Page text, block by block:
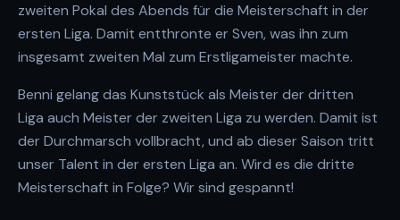
zweiten Pokal des Abends für die Meisterschaft in der
ersten Liga. Damit entthronte er Sven, was ihn zum
insgesamt zweiten Mal zum Erstligameister machte.
Benni gelang das Kunststück als Meister der dritten
Liga auch Meister der zweiten Liga zu werden. Damit ist
der Durchmarsch vollbracht, und ab dieser Saison tritt
unser Talent in der ersten Liga an. Wird es die dritte
Meisterschaft in Folge? Wir sind gespannt!